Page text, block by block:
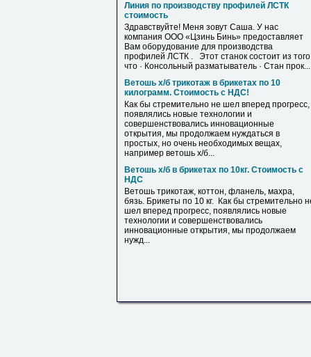
Линия по производству профилей ЛСТК
стоимость
Здравствуйте! Меня зовут Саша. У нас
компания ООО «Цзинь Бинь» предоставляет
Вам оборудование для производства
профилей ЛСТК . Этот станок состоит из того
что · Консольный разматыватель · Стан прок...
Ветошь х/б трикотаж в брикетах по 10
килограмм. Стоимость с НДС!
Как бы стремительно не шел вперед прогресс,
появлялись новые технологии и
совершенствовались инновационные
открытия, мы продолжаем нуждаться в
простых, но очень необходимых вещах,
например ветошь х/б...
Ветошь х/б в брикетах по 10кг. Стоимость с
НДС
Ветошь трикотаж, коттон, фланель, махра,
бязь. Брикеты по 10 кг. Как бы стремительно
шел вперед прогресс, появлялись новые
технологии и совершенствовались
инновационные открытия, мы продолжаем
нужд...